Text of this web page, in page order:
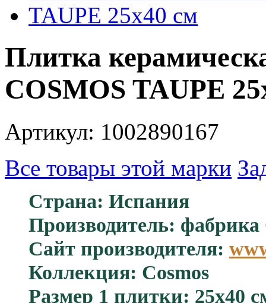
Плитка
COSMOS TAUPE
Артикул: 1002890167
Все товары этой марки
Страна: Испания
Производитель:
Сайт производителя:
Коллекция: Cosmos
Размер 1 плитки: 25x40